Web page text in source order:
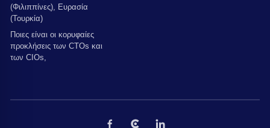
(Φιλιππίνες), Ευρασία
(Τουρκία)
Ποιες είναι οι κορυφαίες
προκλήσεις των CTOs και
των CIOs,